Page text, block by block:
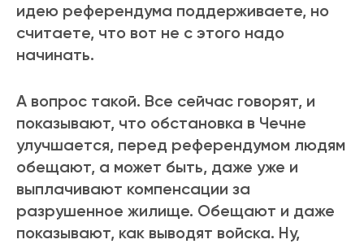
идею референдума поддерживаете, но
считаете, что вот не с этого надо
начинать.
А вопрос такой. Все сейчас говорят, и
показывают, что обстановка в Чечне
улучшается, перед референдумом людям
обещают, а может быть, даже уже и
выплачивают компенсации за
разрушенное жилище. Обещают и даже
показывают, как выводят войска. Ну,